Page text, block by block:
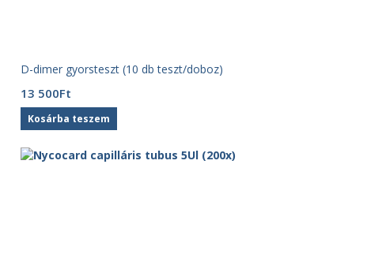
D-dimer gyorsteszt (10 db teszt/doboz)
13 500Ft
Kosárba teszem